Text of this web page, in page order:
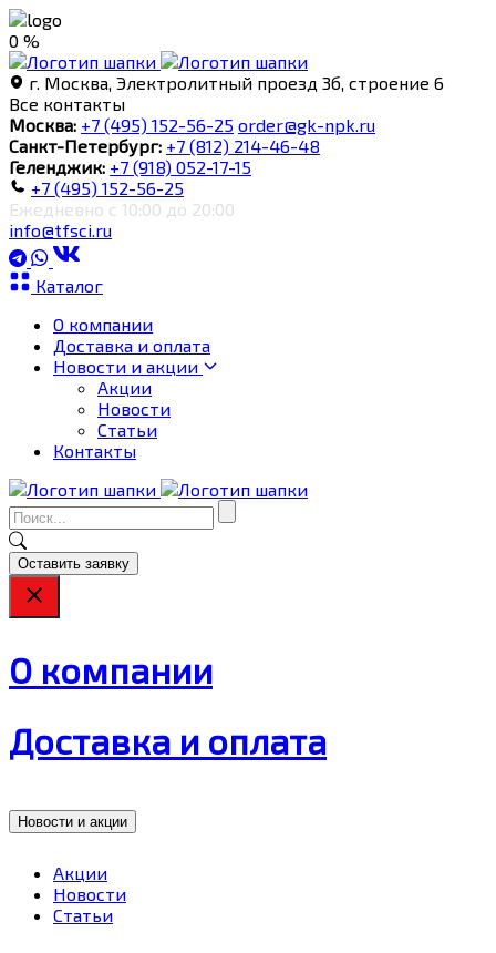
0 %
г. Москва, Электролитный проезд 3б, строение 6
Все контакты
Москва: +7 (495) 152-56-25 order@gk-npk.ru
Санкт-Петербург: +7 (812) 214-46-48
Геленджик: +7 (918) 052-17-15
+7 (495) 152-56-25
Ежедневно с 10:00 до 20:00
info@tfsci.ru
Каталог
О компании
Доставка и оплата
Новости и акции
Акции
Новости
Статьи
Контакты
Оставить заявку
О компании
Доставка и оплата
Новости и акции
Акции
Новости
Статьи